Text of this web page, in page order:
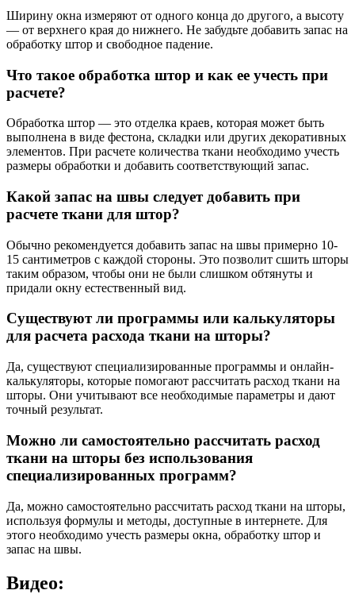
Ширину окна измеряют от одного конца до другого, а высоту
— от верхнего края до нижнего. Не забудьте добавить запас на
обработку штор и свободное падение.
Что такое обработка штор и как ее учесть при
расчете?
Обработка штор — это отделка краев, которая может быть
выполнена в виде фестона, складки или других декоративных
элементов. При расчете количества ткани необходимо учесть
размеры обработки и добавить соответствующий запас.
Какой запас на швы следует добавить при
расчете ткани для штор?
Обычно рекомендуется добавить запас на швы примерно 10-
15 сантиметров с каждой стороны. Это позволит сшить шторы
таким образом, чтобы они не были слишком обтянуты и
придали окну естественный вид.
Существуют ли программы или калькуляторы
для расчета расхода ткани на шторы?
Да, существуют специализированные программы и онлайн-
калькуляторы, которые помогают рассчитать расход ткани на
шторы. Они учитывают все необходимые параметры и дают
точный результат.
Можно ли самостоятельно рассчитать расход
ткани на шторы без использования
специализированных программ?
Да, можно самостоятельно рассчитать расход ткани на шторы,
используя формулы и методы, доступные в интернете. Для
этого необходимо учесть размеры окна, обработку штор и
запас на швы.
Видео: